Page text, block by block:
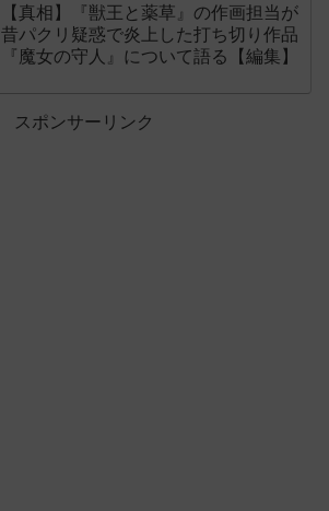
【真相】『獣王と薬草』の作画担当が
昔パクリ疑惑で炎上した打ち切り作品
『魔女の守人』について語る【編集】
スポンサーリンク